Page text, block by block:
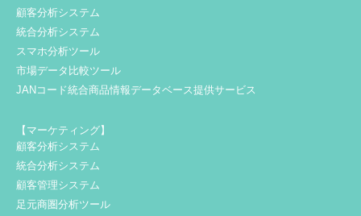
顧客分析システム
統合分析システム
スマホ分析ツール
市場データ比較ツール
JANコード統合商品情報データベース提供サービス
【マーケティング】
顧客分析システム
統合分析システム
顧客管理システム
足元商圏分析ツール